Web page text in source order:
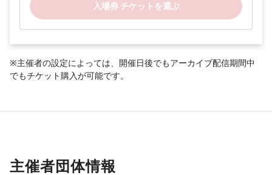
入場券 チケットを選ぶ
※主催者の設定によっては、開催日後でもアーカイブ配信期間中
でもチケット購入が可能です。
主催者団体情報